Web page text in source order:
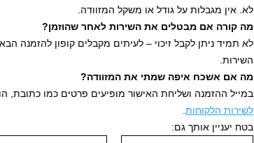
לא. אין מגבלות על גודל או משקל המזוודה.
מה קורה אם מבטלים את השירות לאחר שהוזמן?
לא תמיד ניתן לקבל זיכוי – לעיתים מקבלים קופון להזמנה
השירות.
מה אם אשכח איפה שמתי את המזוודה?
במייל ההזמנה ושליחת האישור מופיעים פרטים כמו כתובת,
לשירות הלקוחות
בטח יעניין אותך גם: